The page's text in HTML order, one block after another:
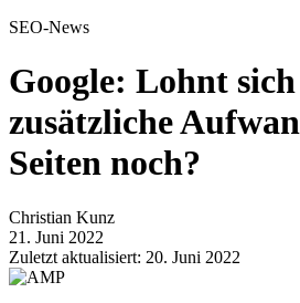
SEO-News
Google: Lohnt
zusätzliche
Seiten noch?
Christian Kunz
21. Juni 2022
Zuletzt aktualisiert: 20. Juni 2022